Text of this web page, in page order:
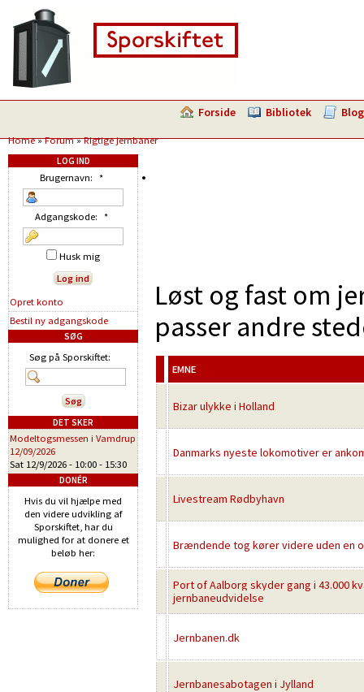
Forside Bibliotek Blog
Home»Forum»Rigtige jernbaner
Løst og fast om
passer andre
EMNE
Bizar ulykke i Holland
Danmarks nyeste lokomotiver er
Livestream Rødbyhavn
Brændende tog kører videre uden en
Port of Aalborg skyder gang i 43.000
jernbaneudvidelse
Jernbanen.dk
Jernbanesabotagen i Jylland
LOG IND
Brugernavn: *
Adgangskode: *
Husk mig
Opret konto
Bestil ny adgangskode
SØG
Søg på Sporskiftet:
DET SKER
Modeltogsmessen i Vamdrup
12/09/2026
Sat 12/9/2026 - 10:00 - 15:30
DONÉR
Hvis du vil hjælpe med
den videre udvikling af
Sporskiftet, har du
mulighed for at donere et
beløb her: